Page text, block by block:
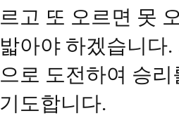
르고 또 오르면 못
밟아야 하겠습니다
으로 도전하여 승
기도합니다.